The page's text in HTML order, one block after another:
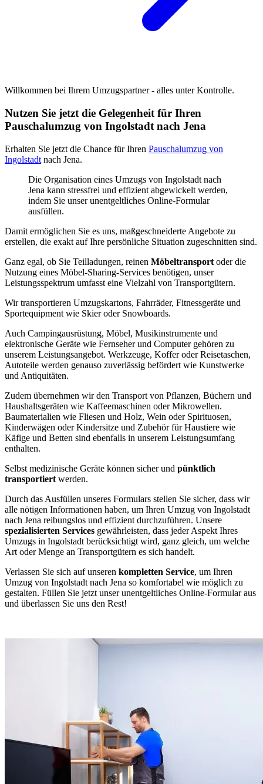
Willkommen bei Ihrem Umzugspartner - alles unter Kontrolle.
Nutzen Sie jetzt die Gelegenheit für Ihren
Pauschalumzug von Ingolstadt nach Jena
Erhalten Sie jetzt die Chance für Ihren Pauschalumzug von
Ingolstadt nach Jena.
Die Organisation eines Umzugs von Ingolstadt nach
Jena kann stressfrei und effizient abgewickelt werden,
indem Sie unser unentgeltliches Online-Formular
ausfüllen.
Damit ermöglichen Sie es uns, maßgeschneiderte Angebote zu
erstellen, die exakt auf Ihre persönliche Situation zugeschnitten sind.
Ganz egal, ob Sie Teilladungen, reinen Möbeltransport oder die
Nutzung eines Möbel-Sharing-Services benötigen, unser
Leistungsspektrum umfasst eine Vielzahl von Transportgütern.
Wir transportieren Umzugskartons, Fahrräder, Fitnessgeräte und
Sportequipment wie Skier oder Snowboards.
Auch Campingausrüstung, Möbel, Musikinstrumente und
elektronische Geräte wie Fernseher und Computer gehören zu
unserem Leistungsangebot. Werkzeuge, Koffer oder Reisetaschen,
Autoteile werden genauso zuverlässig befördert wie Kunstwerke
und Antiquitäten.
Zudem übernehmen wir den Transport von Pflanzen, Büchern und
Haushaltsgeräten wie Kaffeemaschinen oder Mikrowellen.
Baumaterialien wie Fliesen und Holz, Wein oder Spirituosen,
Kinderwägen oder Kindersitze und Zubehör für Haustiere wie
Käfige und Betten sind ebenfalls in unserem Leistungsumfang
enthalten.
Selbst medizinische Geräte können sicher und pünktlich
transportiert werden.
Durch das Ausfüllen unseres Formulars stellen Sie sicher, dass wir
alle nötigen Informationen haben, um Ihren Umzug von Ingolstadt
nach Jena reibungslos und effizient durchzuführen. Unsere
spezialisierten Services gewährleisten, dass jeder Aspekt Ihres
Umzugs in Ingolstadt berücksichtigt wird, ganz gleich, um welche
Art oder Menge an Transportgütern es sich handelt.
Verlassen Sie sich auf unseren kompletten Service, um Ihren
Umzug von Ingolstadt nach Jena so komfortabel wie möglich zu
gestalten. Füllen Sie jetzt unser unentgeltliches Online-Formular aus
und überlassen Sie uns den Rest!